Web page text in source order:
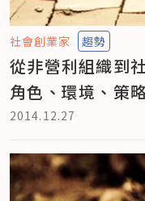
社會創業家 趨勢
從非營利組織到
角色、環境、策
2014.12.27